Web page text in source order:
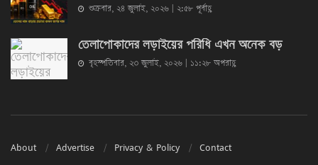
শুক্রবার, ২৪ জুলাই, ২০২৬ | ২:৫৮ পূর্বাহ্ণ
তেলাপোকাদের লড়াইয়ের পরিধি এখন অনেক বড়
বৃহস্পতিবার, ২৩ জুলাই, ২০২৬ | ১১:২৮ অপরাহ্ণ
About Advertise Privacy & Policy Contact